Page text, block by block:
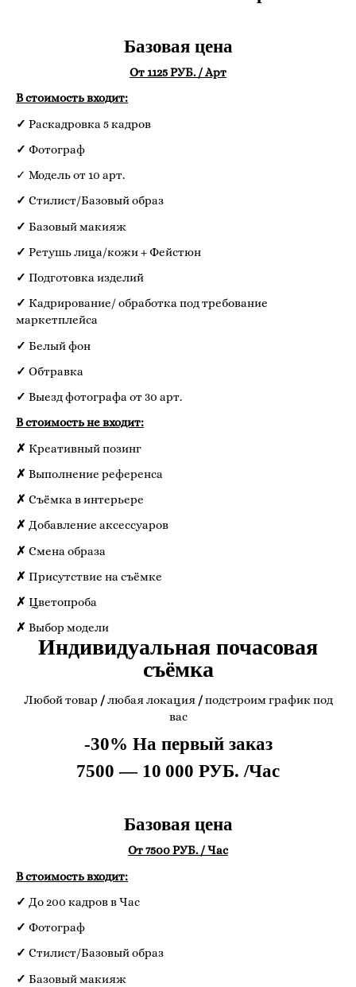
Базовая цена
От 1125 РУБ. / Арт
В стоимость входит:
✓ Раскадровка 5 кадров
✓ Фотограф
✓ Модель от 10 арт.
✓ Стилист/Базовый образ
✓ Базовый макияж
✓ Ретушь лица/кожи + Фейстюн
✓ Подготовка изделий
✓ Кадрирование/ обработка под требование
маркетплейса
✓ Белый фон
✓ Обтравка
✓ Выезд фотографа от 30 арт.
В стоимость не входит:
✗ Креативный позинг
✗ Выполнение референса
✗ Съёмка в интерьере
✗ Добавление аксессуаров
✗ Смена образа
✗ Присутствие на съёмке
✗ Цветопроба
✗ Выбор модели
Индивидуальная почасовая
съёмка
Любой товар /любая локация /подстроим график под
вас
-30% На первый заказ
7500 — 10 000 РУБ. /Час
Базовая цена
От 7500 РУБ. / Час
В стоимость входит:
✓ До 200 кадров в Час
✓ Фотограф
✓ Стилист/Базовый образ
✓ Базовый макияж